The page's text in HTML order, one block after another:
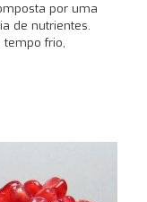
por uma
de nutrientes.
tempo frio,